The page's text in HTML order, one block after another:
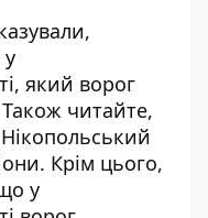
який ворог
читайте,
. Крім цього,
у